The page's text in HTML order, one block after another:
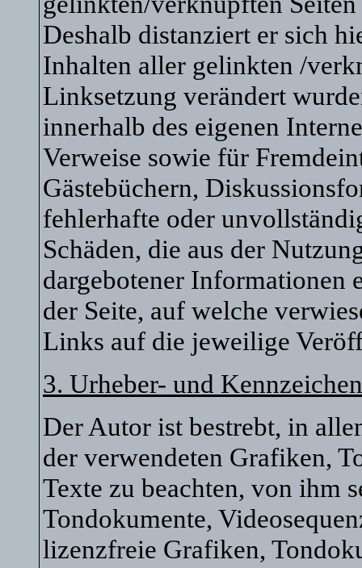
Deshalb distanziert er sich
Inhalten aller gelinkten /
Linksetzung verändert
innerhalb des eigenen
Verweise sowie für
Gästebüchern,
fehlerhafte oder
Schäden, die aus der
dargebotener Informationen
der Seite, auf welche
Links auf die jeweilige
3. Urheber- und
Der Autor ist bestrebt, in
der verwendeten Grafiken,
Texte zu beachten, von ihm
Tondokumente,
lizenzfreie Grafiken,